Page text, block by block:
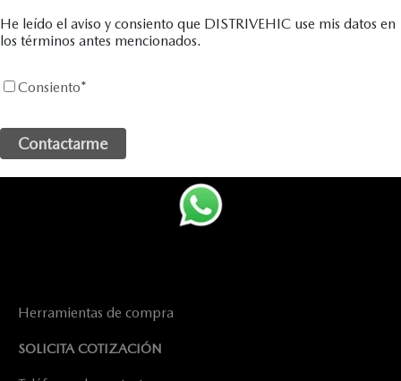
He leído el aviso y consiento que DISTRIVEHIC use mis datos en
los términos antes mencionados.
Consiento*
Herramientas de compra
SOLICITA COTIZACIÓN